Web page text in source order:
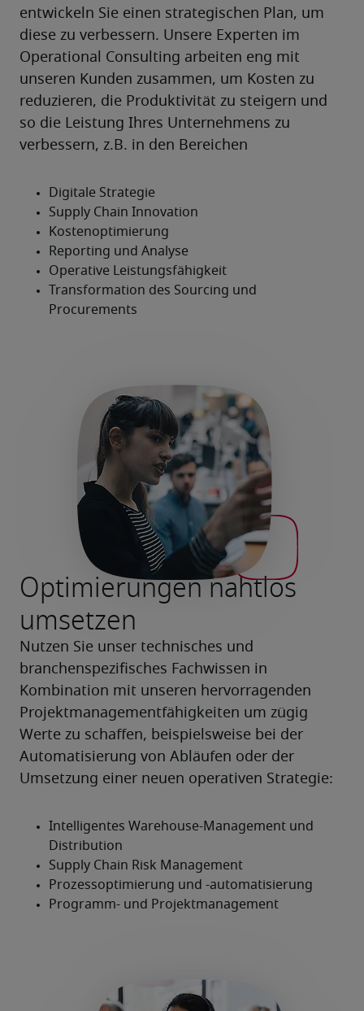
entwickeln Sie einen strategischen Plan, um
diese zu verbessern. Unsere Experten im
Operational Consulting arbeiten eng mit
unseren Kunden zusammen, um Kosten zu
reduzieren, die Produktivität zu steigern und
so die Leistung Ihres Unternehmens zu
verbessern, z.B. in den Bereichen
Optimierungen nahtlos
umsetzen
Nutzen Sie unser technisches und
branchenspezifisches Fachwissen in
Kombination mit unseren hervorragenden
Projektmanagementfähigkeiten um zügig
Werte zu schaffen, beispielsweise bei der
Automatisierung von Abläufen oder der
Umsetzung einer neuen operativen Strategie: